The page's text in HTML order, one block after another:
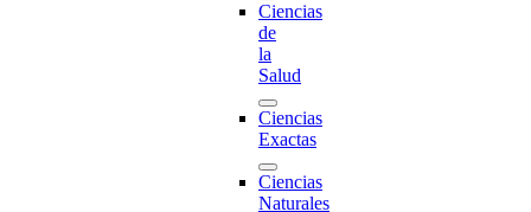
Ciencias
de
la
Salud
Ciencias
Exactas
Ciencias
Naturales